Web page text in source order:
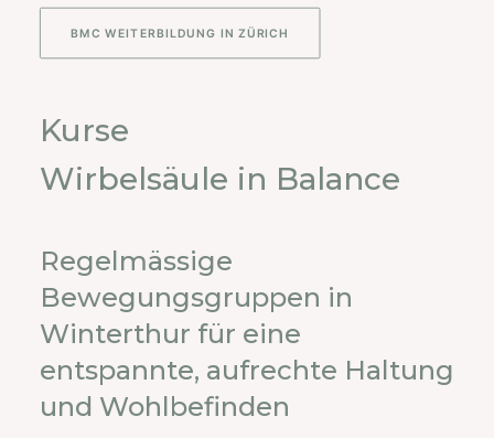
BMC WEITERBILDUNG IN ZÜRICH
Kurse
Wirbelsäule in Balance
Regelmässige
Bewegungsgruppen in
Winterthur für eine
entspannte, aufrechte Haltung
und Wohlbefinden